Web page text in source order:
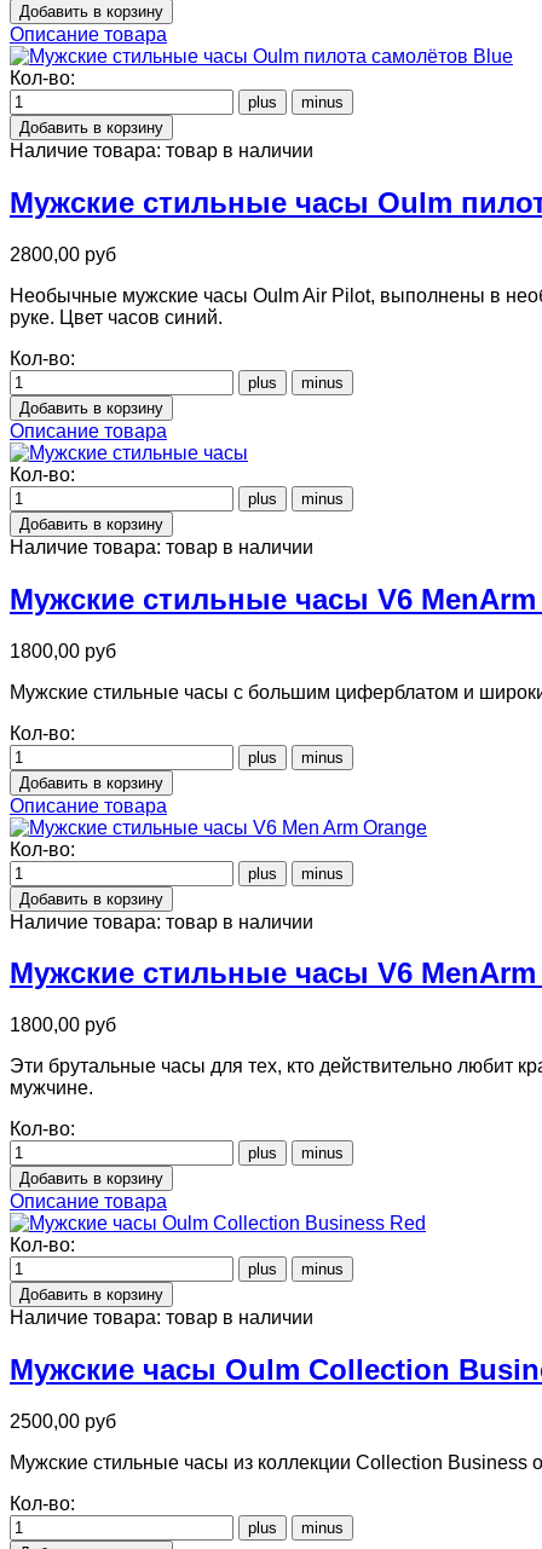
Описание товара
Кол-во:
Наличие товара: товар в наличии
Мужские стильные часы Oulm
2800,00 руб
Необычные мужские часы Oulm Air Pilot, выполнены в
руке. Цвет часов синий.
Кол-во:
Описание товара
Кол-во:
Наличие товара: товар в наличии
Мужские стильные часы V6
1800,00 руб
Мужские стильные часы с большим циферблатом и
Кол-во:
Описание товара
Кол-во:
Наличие товара: товар в наличии
Мужские стильные часы V6 MenArm
1800,00 руб
Эти брутальные часы для тех, кто действительно любит
мужчине.
Кол-во:
Описание товара
Кол-во:
Наличие товара: товар в наличии
Мужские часы Oulm Collection
2500,00 руб
Мужские стильные часы из коллекции Collection Business
Кол-во: